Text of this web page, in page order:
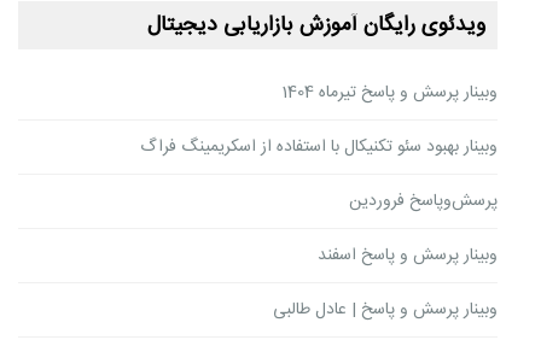
ویدئوی رایگان آموزش بازاریابی دیجیتال
وبینار پرسش و پاسخ تیرماه 1404
وبینار بهبود سئو تکنیکال با استفاده از اسکریمینگ فراگ
پرسش‌وپاسخ فروردین
وبینار پرسش و پاسخ اسفند
وبینار پرسش و پاسخ | عادل طالبی